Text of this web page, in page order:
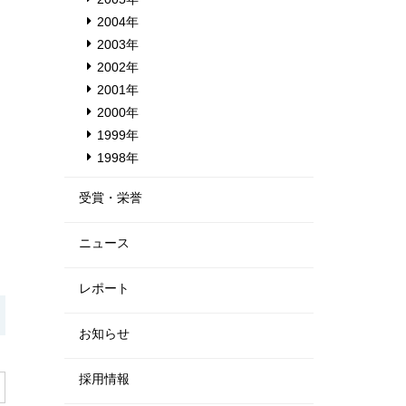
2004年
2003年
2002年
2001年
2000年
1999年
1998年
受賞・栄誉
ニュース
レポート
お知らせ
採用情報